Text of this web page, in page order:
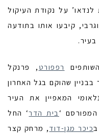
על נקודת העיקול
קיבעו אותו בתודעה
רפפורט , פרנקל
שהוקם בגל האחרון
המאפיין את העיר
‘בית הדר‘ החל
כיכר מגן-דוד, מרחק קצר